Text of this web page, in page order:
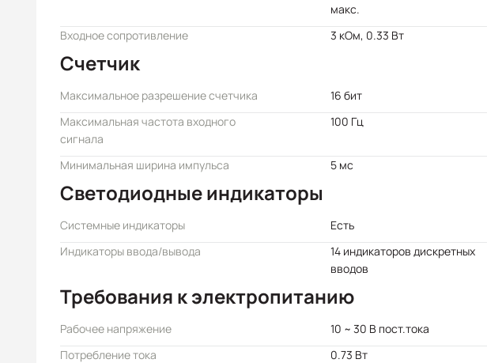
макс.
Входное сопротивление
3 кОм, 0.33 Вт
Счетчик
Максимальное разрешение счетчика
16 бит
Максимальная частота входного
сигнала
100 Гц
Минимальная ширина импульса 5 мс
Светодиодные индикаторы
Системные индикаторы
Есть
Индикаторы ввода/вывода
14 индикаторов дискретных
вводов
Требования к электропитанию
Рабочее напряжение
10 ~ 30 В пост.тока
Потребление тока
0.73 Вт